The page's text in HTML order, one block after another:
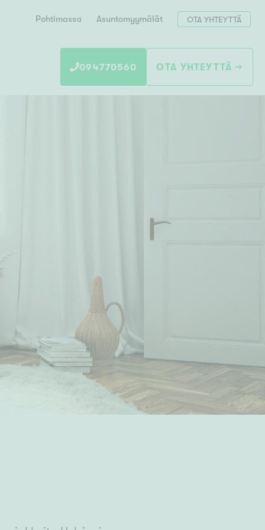
ostajille
alueellasi
Pohtimassa Asuntomyymälät
Hae postinumerosi perusteella
Ylivieska
OTA YHTEYTTÄ
094770560 OTA YHTEYTTÄ